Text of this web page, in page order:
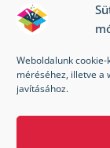
Weboldalunk
méréséhez, illetve a
javításához.
RÓLUNK
Kik